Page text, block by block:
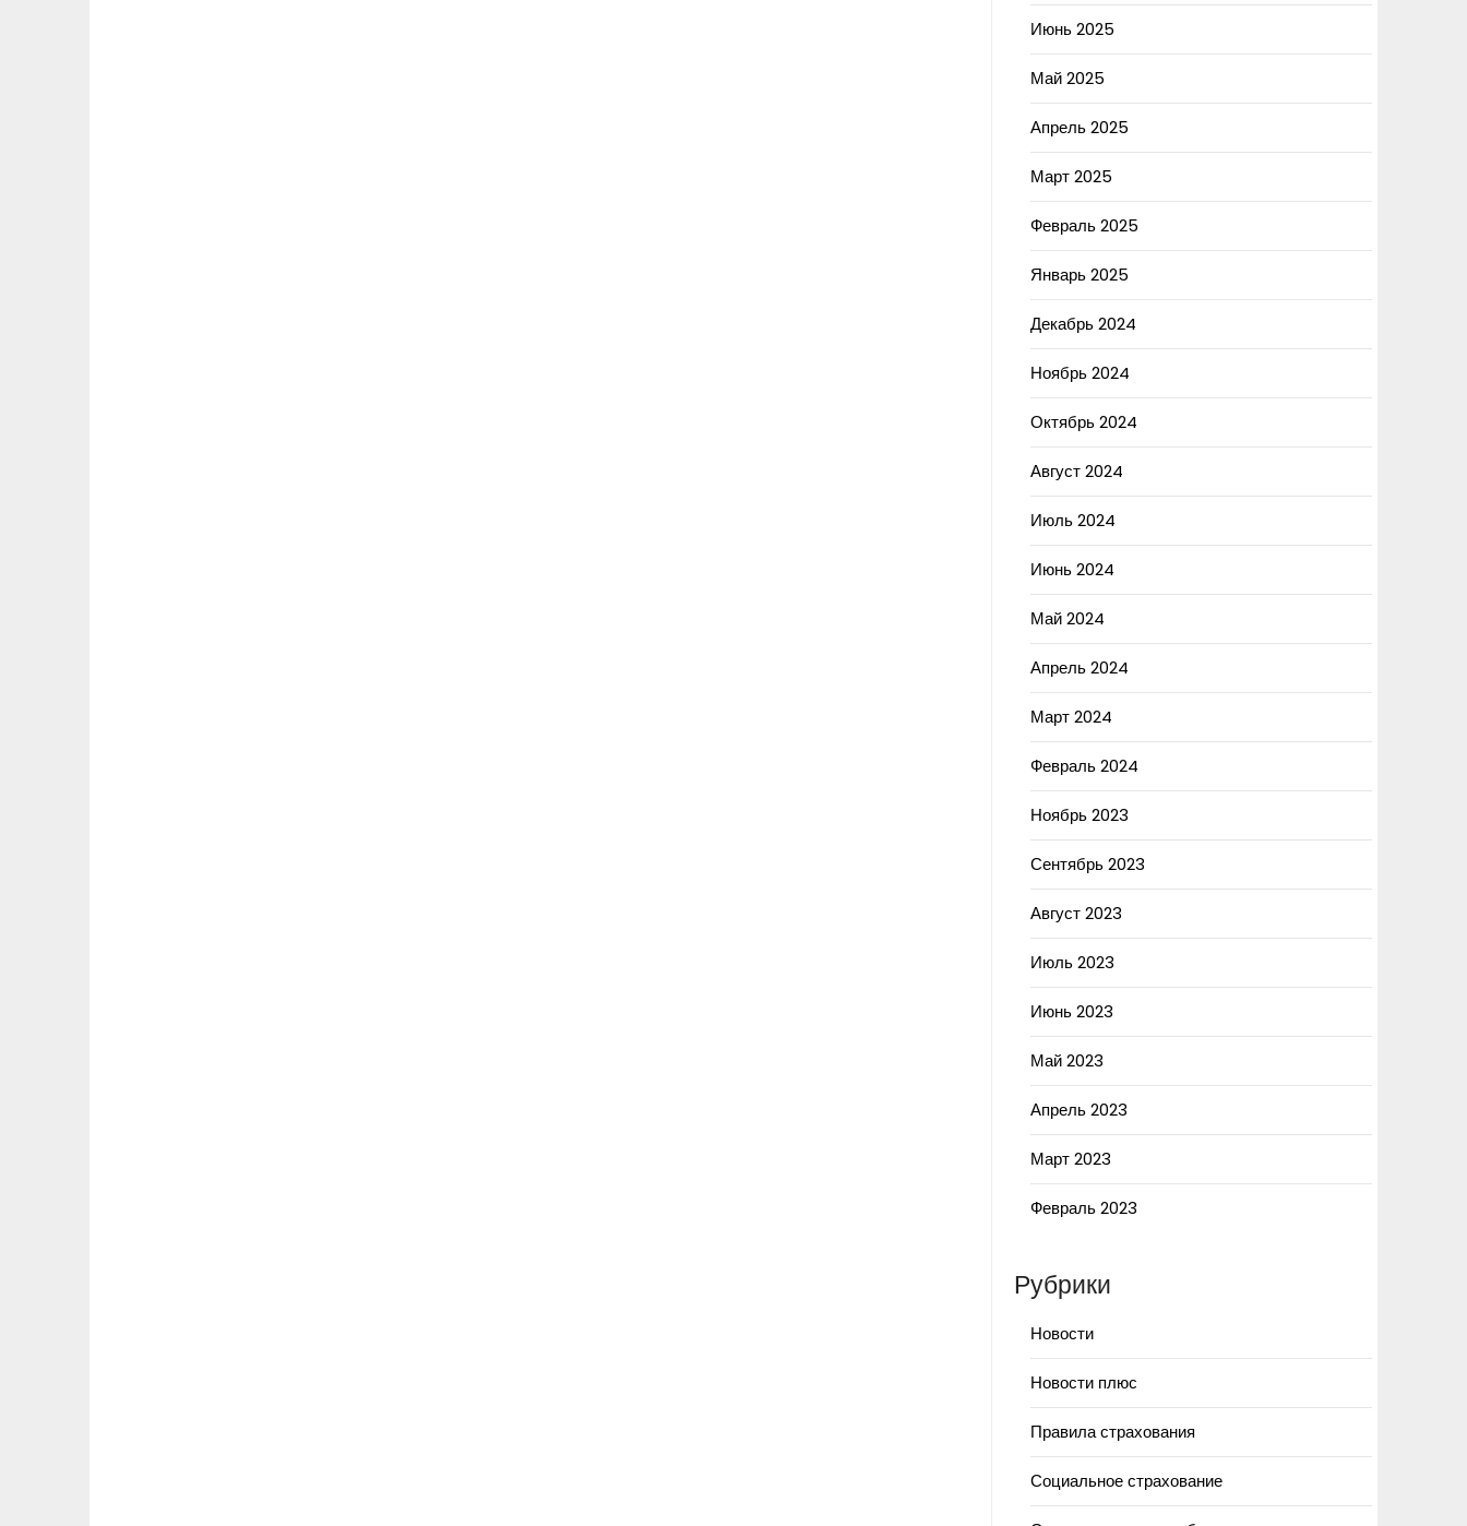
Июнь 2025
Май 2025
Апрель 2025
Март 2025
Февраль 2025
Январь 2025
Декабрь 2024
Ноябрь 2024
Октябрь 2024
Август 2024
Июль 2024
Июнь 2024
Май 2024
Апрель 2024
Март 2024
Февраль 2024
Ноябрь 2023
Сентябрь 2023
Август 2023
Июль 2023
Июнь 2023
Май 2023
Апрель 2023
Март 2023
Февраль 2023
Рубрики
Новости
Новости плюс
Правила страхования
Социальное страхование